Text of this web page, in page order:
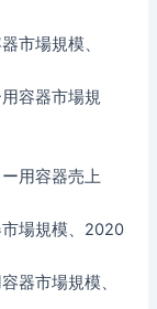
市場規模、
容器市場規
用容器売上
場規模、2020
器市場規模、